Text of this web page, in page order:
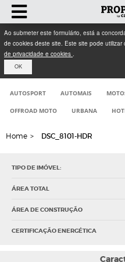
Ao submeter este formulário, está a
de cookies deste site. Este site pode
de privacidade e cookies .
OK
AUTOSPORT AUTOMAIS
OFFROAD MOTO URBANA
Home > DSC_8101-HDR
TIPO DE IMÓVEL:
ÁREA TOTAL
ÁREA DE CONSTRUÇÃO
CERTIFICAÇÃO ENERGÉTICA